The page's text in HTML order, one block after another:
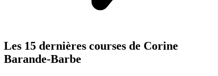
Les 15 dernières courses de Corine
Barande-Barbe